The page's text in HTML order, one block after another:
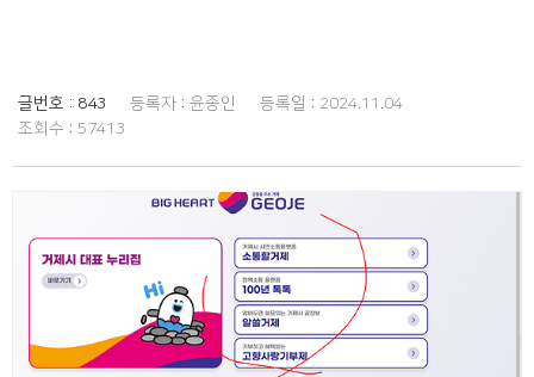
글번호 : 843 등록자 : 윤종인 등록일 : 2024.11.04
조회수 : 57413